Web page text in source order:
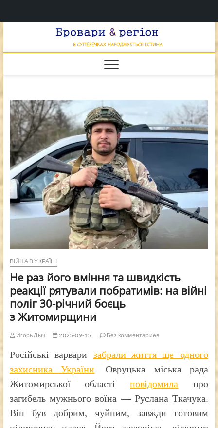
НАРОДЖУЄТЬСЯ
ВІЙНА В УКРАЇНІ
Не раз його вміння та швидкість
реакції рятували побратимів: на війні
поліг 30-річний боєць
з Житомирщини
Игорь Лыч 2025-09-15 Без комментариев
Російські варвари забрали життя ще одного
захисника України. Овруцька міська рада
Житомирської областіповідомила про
загибель мужнього воїна — Руслана Ткачука.
Він був добрим, чуйним, завжди готовим